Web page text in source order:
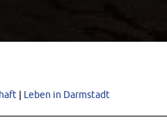
| Leben in Darmstadt